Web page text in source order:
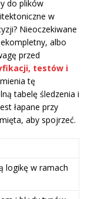
do plików
w
Nieoczekiwane
albo
przed
testów i
tę
tabelę śledzenia i
łapane przy
aby spojrzeć.
logikę w ramach